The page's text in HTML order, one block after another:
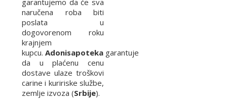
garantujemo da će sva
naručena roba biti
poslata u
dogovorenom roku
krajnjem
kupcu. Adonisapoteka garantuje
da u plaćenu cenu
dostave ulaze troškovi
carine i kuririske službe,
zemlje izvoza (Srbije).